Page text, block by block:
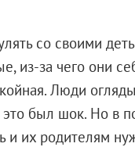
со своими
из-за чего они
Люди
был шок. Но в
и их родителям